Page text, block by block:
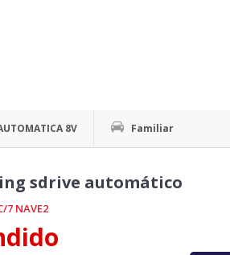
8V Familiar
sdrive automático
7 NAVE2